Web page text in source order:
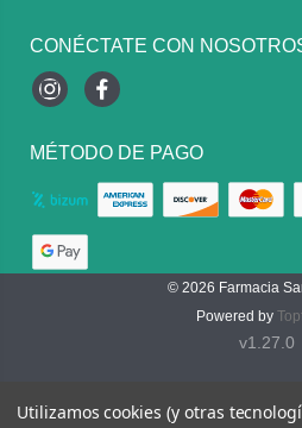
CONÉCTATE CON
InstagramFacebook
MÉTODO DE PAGO
© 2026 Farmacia
Powered by
v1.27.0
Utilizamos cookies (y otras